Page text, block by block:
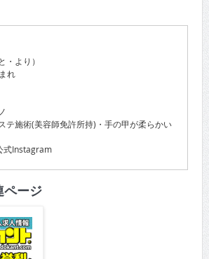
・より）
れ
テ施術(美容師免許所持)・手の甲が柔らかい
式Instagram
ページ